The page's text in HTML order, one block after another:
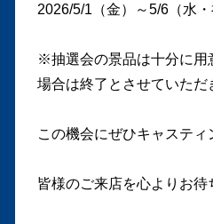
2026/5/1（金）～5/6（水・
※抽選会の景品は十分に用
場合は終了とさせていた
この機会にぜひキャスティ
皆様のご来店を心よりお待